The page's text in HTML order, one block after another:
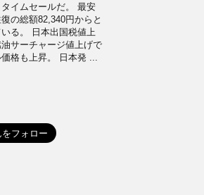
イムセールだ。 最安
の総額82,340円からと
る。 日本出国税値上
サーチャージ値上げで
価格も上昇。 日本発 ...